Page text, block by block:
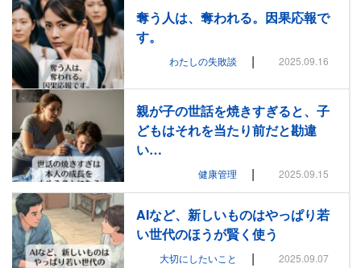
奪う人は、奪われる。因果応報で
す。
わたしの失敗談 | 2025.09.16
親が子の世話を焼きすぎると、子
どもはそれを当たり前だと勘違
い…
健康管理 | 2025.09.15
AIなど、新しいものはやっぱり若
い世代のほうが賢く使う
大切にしたいこと | 2025.09.07